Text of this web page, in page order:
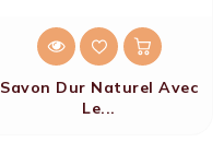
Savon Dur Naturel Avec
Le...